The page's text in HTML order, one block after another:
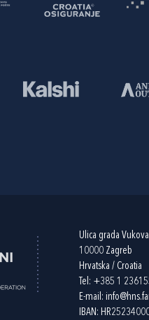
Ulica grada
10000 Zagreb
Hrvatska / Croatia
Tel: +385 1
E-mail:
IBAN: